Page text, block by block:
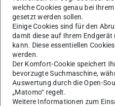
Freut euch auf ein
und „alt-bekannten“ Kursen.
Da die TU Darmstadt im
wieder in Präsenz anbietet,
Präsenzstatt. AuchGäste
Angeboten teilnehmen. Bitte
dass die Platzkapazitäten
welche Cookies genau bei
gesetzt werden sollen.
Einige Cookies sind für den
damit diese auf Ihrem
kann. Diese essentiellen
werden.
Der Komfort-Cookie speichert
bevorzugte Suchmaschine,
Auswertung durch die Open-
„Matomo“ regelt.
Weitere Informationen zum